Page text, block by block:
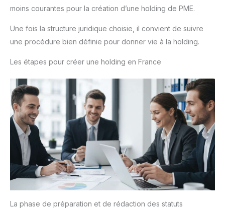
moins courantes pour la création d’une holding de PME.
Une fois la structure juridique choisie, il convient de suivre
une procédure bien définie pour donner vie à la holding.
Les étapes pour créer une holding en France
La phase de préparation et de rédaction des statuts